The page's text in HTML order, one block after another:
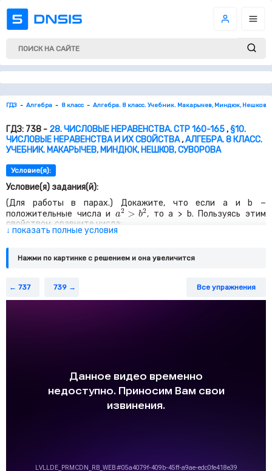
ГДЗ Алгебра 8 класс Алгебра. 8 класс. Учебник. Макарычев, Миндюк, Нешков,
ГДЗ: 738 - 28. ЧИСЛОВЫЕ НЕРАВЕНСТВА. СТР 160-165,§10.
ЧИСЛОВЫЕ НЕРАВЕНСТВА И ИХ СВОЙСТВА,АЛГЕБРА. 8 КЛАСС.
УЧЕБНИК. МАКАРЫЧЕВ, МИНДЮК, НЕШКОВ, СУВОРОВА
Условие(я):
Условие(я) задания(й):
(Для работы в парах.) Докажите, что если a и b −
положительные числа иa2 > b2
a2>b2 , то a > b. Пользуясь этим
свойством, сравните числа:
а)√6 + √ 3
6+3
и√7+ √2
7+2
;
б)
√5− 2
5−2
и√6−√3
6−3
;
) Проведите доказательство приведенного утверждения.
2) Распределите, кто выполняет задания а) и в), а кто −
задания б) и г), и выполните их.
↓ показать полные условия
Нажми по картинке c решением и она увеличится
737 739 Все упражнения